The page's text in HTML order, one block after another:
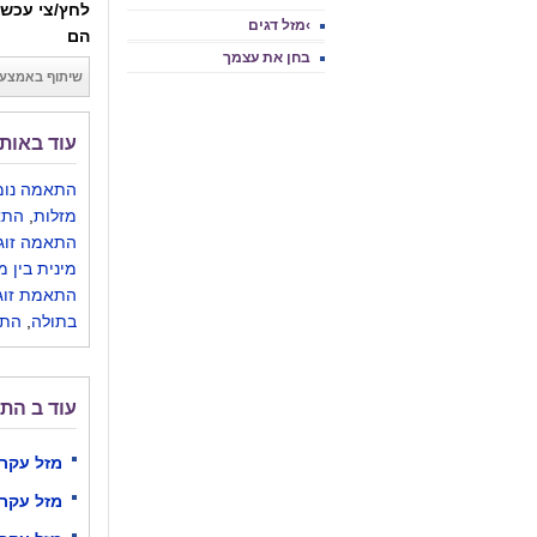
›מזל דגים
בחן את עצמך
לחץ/צי
הם
שיתוף
עוד
התאמה
מזלות
התאמה
מינית בין
התאמת
בתולה
עוד ב
מזל
מזל